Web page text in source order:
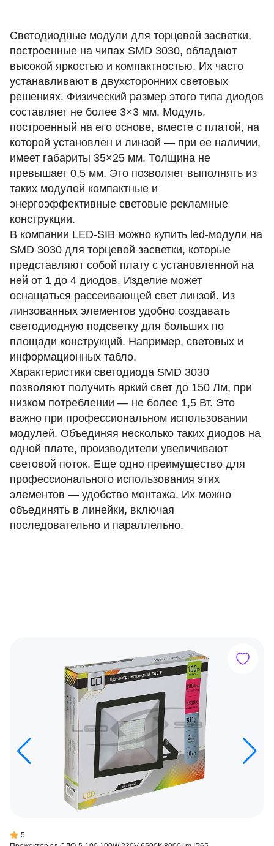
Светодиодные модули для торцевой засветки,
построенные на чипах SMD 3030, обладают
высокой яркостью и компактностью. Их часто
устанавливают в двухсторонних световых
решениях. Физический размер этого типа диодов
составляет не более 3×3 мм. Модуль,
построенный на его основе, вместе с платой, на
которой установлен и линзой — при ее наличии,
имеет габариты 35×25 мм. Толщина не
превышает 0,5 мм. Это позволяет выполнять из
таких модулей компактные и
энергоэффективные световые рекламные
конструкции.
В компании LED-SIB можно купить led-модули на
SMD 3030 для торцевой засветки, которые
представляют собой плату с установленной на
ней от 1 до 4 диодов. Изделие может
оснащаться рассеивающей свет линзой. Из
линзованных элементов удобно создавать
светодиодную подсветку для больших по
площади конструкций. Например, световых и
информационных табло.
Характеристики светодиода SMD 3030
позволяют получить яркий свет до 150 Лм, при
низком потреблении — не более 1,5 Вт. Это
важно при профессиональном использовании
модулей. Объединяя несколько таких диодов на
одной плате, производители увеличивают
световой поток. Еще одно преимущество для
профессионального использования этих
элементов — удобство монтажа. Их можно
объединять в линейки, включая
последовательно и параллельно.
5